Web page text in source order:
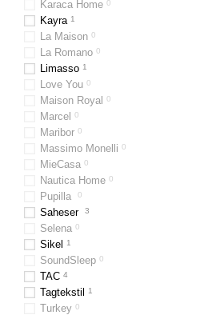
Karaca Home 0
Kayra 1
La Maison 0
La Romano 0
Limasso 1
Love You 0
Maison Royal 0
Marcel 0
Maribor 0
Massimo Monelli 0
MieCasa 0
Nautica Home 0
Pupilla 0
Saheser 3
Selena 0
Sikel​​​​​​​ 1
SoundSleep 0
TAC 4
Tagtekstil 1
Turkey 0